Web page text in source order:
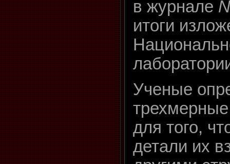
в журнале
итоги
Ученые
для того,
детали их